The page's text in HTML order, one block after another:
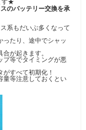
す★
のバッテリー交換を承
系もだいぶ多くなって
ったり、途中でシャッ
が起きます。
プ等でタイミングが悪
すべて初期化！
量等注意しておくとい